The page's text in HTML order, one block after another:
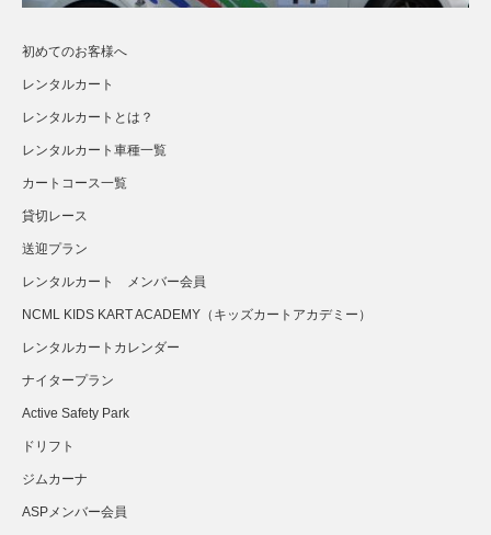
初めてのお客様へ
レンタルカート
レンタルカートとは？
レンタルカート車種一覧
カートコース一覧
貸切レース
送迎プラン
レンタルカート メンバー会員
NCML KIDS KART ACADEMY（キッズカートアカデミー）
レンタルカートカレンダー
ナイタープラン
Active Safety Park
ドリフト
ジムカーナ
ASPメンバー会員